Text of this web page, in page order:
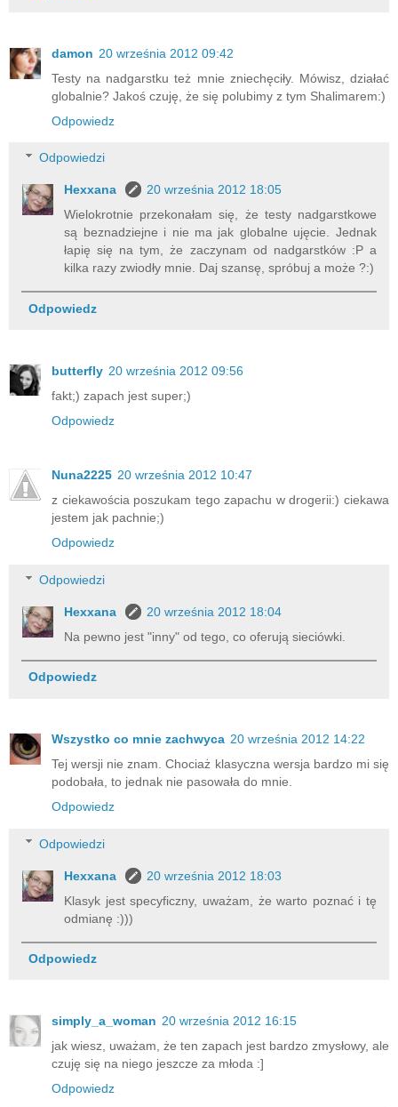
damon 20 września 2012 09:42
Testy na nadgarstku też mnie zniechęciły. Mówisz, działać
globalnie? Jakoś czuję, że się polubimy z tym Shalimarem:)
Odpowiedz
Odpowiedzi
Hexxana
20 września 2012 18:05
Wielokrotnie przekonałam się, że testy nadgarstkowe
są beznadziejne i nie ma jak globalne ujęcie. Jednak
łapię się na tym, że zaczynam od nadgarstków :P a
kilka razy zwiodły mnie. Daj szansę, spróbuj a może ?:)
Odpowiedz
butterfly 20 września 2012 09:56
fakt;) zapach jest super;)
Odpowiedz
Nuna2225 20 września 2012 10:47
z ciekawościa poszukam tego zapachu w drogerii:) ciekawa
jestem jak pachnie;)
Odpowiedz
Odpowiedzi
Hexxana
20 września 2012 18:04
Na pewno jest "inny" od tego, co oferują sieciówki.
Odpowiedz
Wszystko co mnie zachwyca 20 września 2012 14:22
Tej wersji nie znam. Chociaż klasyczna wersja bardzo mi się
podobała, to jednak nie pasowała do mnie.
Odpowiedz
Odpowiedzi
Hexxana
20 września 2012 18:03
Klasyk jest specyficzny, uważam, że warto poznać i tę
odmianę :)))
Odpowiedz
simply_a_woman 20 września 2012 16:15
jak wiesz, uważam, że ten zapach jest bardzo zmysłowy, ale
czuję się na niego jeszcze za młoda :]
Odpowiedz